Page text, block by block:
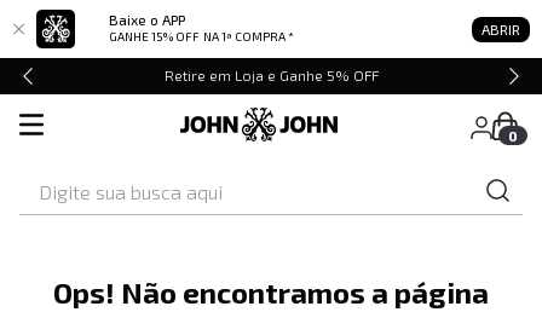
Baixe o APP
GANHE 15% OFF NA 1ª COMPRA * ABRIR
Retire em Loja e Ganhe 5% OFF
0
Ops! Não encontramos a página